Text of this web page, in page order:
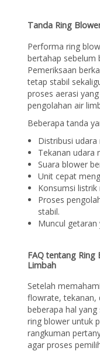
Tanda Ring
Performa ring
bertahap sebelum
Pemeriksaan
tetap stabil
proses aerasi
pengolahan air
Beberapa tanda
Distribusi
Tekanan udara
Suara blower
Unit cepat
Konsumsi
Proses
stabil.
Muncul getaran
FAQ tentang Ring
Limbah
Setelah
flowrate, tekanan,
beberapa hal
ring blower untuk
rangkuman
agar proses